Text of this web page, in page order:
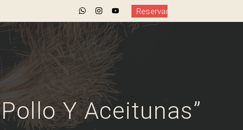
Reservar
Y Aceitunas”